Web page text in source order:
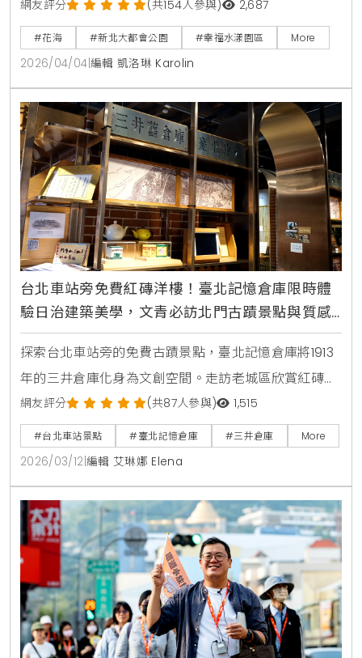
旬起至5月中旬。本文整理最佳賞花時間、交通資訊及
周邊景點，是春日親子旅遊與美拍打卡的必去選擇。
網友評分 (共154人參與) 2,687
#花海 #新北大都會公園 #幸福水漾園區 More
2026/04/04 編輯 凱洛琳 Karolin
台北車站旁免費紅磚洋樓！臺北記憶倉庫限時體
驗日治建築美學，文青必訪北門古蹟景點與質感
咖啡廳
探索台北車站旁的免費古蹟景點，臺北記憶倉庫將1913
年的三井倉庫化身為文創空間。走訪老城區欣賞紅磚半
圓拱門的日治建築之美，在百年的洋樓中品嚐咖啡，感
受跨越時空的台北歷史魅力。
網友評分 (共87人參與) 1,515
#台北車站景點 #臺北記憶倉庫 #三井倉庫 More
2026/03/12 編輯 艾琳娜 Elena